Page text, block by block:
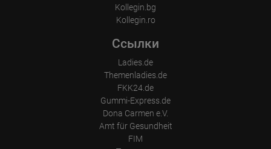
Kollegin.bg
Kollegin.ro
Ссылки
Ladies.de
Themenladies.de
FKK24.de
Gummi-Express.de
Dona Carmen e.V.
Amt für Gesundheit
FIM